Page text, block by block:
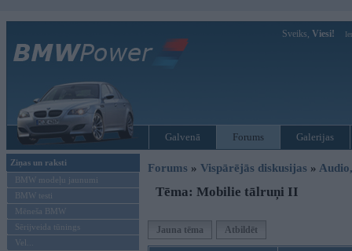
Sveiks, Viesi!
Galvenā Forums Galerijas
Ziņas un raksti
BMW modeļu jaunumi
BMW testi
Mēneša BMW
Sērijveida tūnings
Vel...
Forums » Vispārējās diskusijas »
Tēma: Mobilie tālruņi II
Jauna tēma Atbildēt